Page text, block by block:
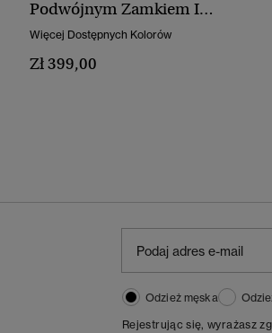
Podwójnym Zamkiem I
Kołnierzem
Więcej Dostępnych Kolorów
Zł 399,00
Odzież męska
Rejestrując się, wyrażasz